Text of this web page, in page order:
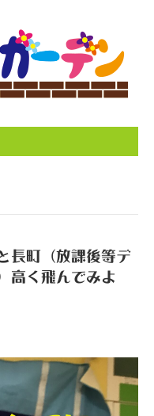
長町（放課後等デ
高く飛んでみよ